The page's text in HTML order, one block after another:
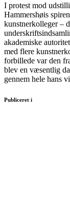
I protest mod
Hammershøis
kunstnerkolleger –
akademiske
med flere
forbillede var den
blev en væsentlig
gennem hele hans
Publiceret i